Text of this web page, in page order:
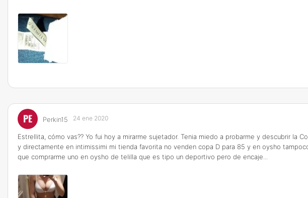
PE Perkin15 24 ene 2020
Estrellita, cómo vas?? Yo fui hoy a mirarme sujetador. Tenia miedo a probarme y descubrir la
y directamente en intimissimi mi tienda favorita no venden copa D para 85 y en oysho
que comprarme uno en oysho de telilla que es tipo un deportivo pero de encaje...